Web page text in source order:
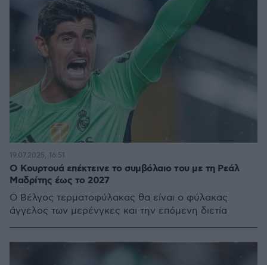
Ο Κουρτουά επέκτεινε το συμβόλαιο του με τη Ρεάλ
Μαδρίτης έως το 2027
Ο Βέλγος τερματοφύλακας θα είναι ο φύλακας
άγγελος των μερένγκες και την επόμενη διετία
19.07.2025, 16:51